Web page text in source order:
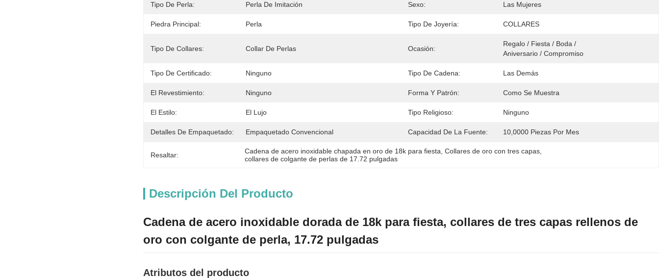
Tipo De Perla: Perla De Imitación Sexo: Las Mujeres
Piedra Principal: Perla Tipo De Joyería: COLLARES
Tipo De Collares: Collar De Perlas Ocasión:
Regalo / Fiesta / Boda /
Aniversario / Compromiso
Tipo De Certificado: Ninguno Tipo De Cadena: Las Demás
El Revestimiento: Ninguno Forma Y Patrón: Como Se Muestra
El Estilo: El Lujo Tipo Religioso: Ninguno
Detalles De Empaquetado: Empaquetado Convencional Capacidad De La Fuente: 10,0000 Piezas Por Mes
Resaltar: Cadena de acero inoxidable chapada en oro de 18k para fiesta Collares de oro con tres capas
collares de colgante de perlas de 17.72 pulgadas
Descripción Del Producto
Cadena de acero inoxidable dorada de 18k para fiesta, collares de tres capas rellenos de
oro con colgante de perla, 17.72 pulgadas
Atributos del producto